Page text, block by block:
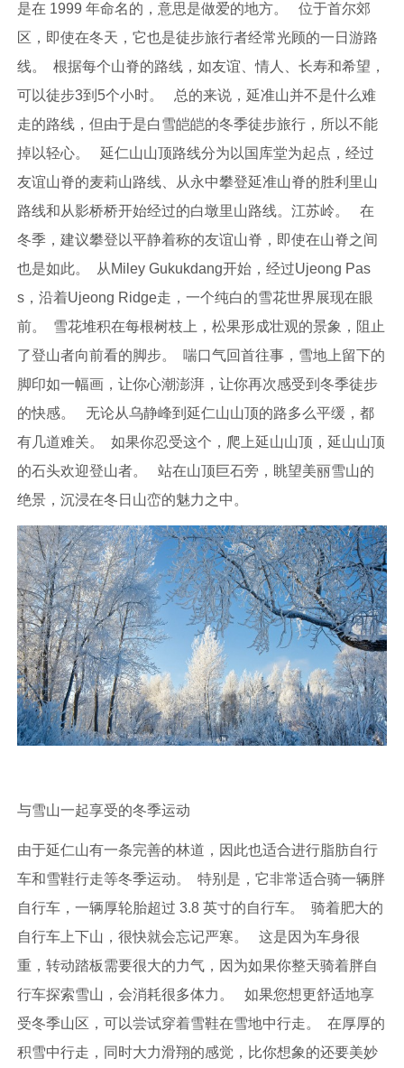
是在 1999 年命名的，意思是做爱的地方。 位于首尔郊
区，即使在冬天，它也是徒步旅行者经常光顾的一日游路
线。 根据每个山脊的路线，如友谊、情人、长寿和希望，
可以徒步3到5个小时。 总的来说，延准山并不是什么难
走的路线，但由于是白雪皑皑的冬季徒步旅行，所以不能
掉以轻心。 延仁山山顶路线分为以国库堂为起点，经过
友谊山脊的麦莉山路线、从永中攀登延准山脊的胜利里山
路线和从影桥桥开始经过的白墩里山路线。江苏岭。 在
冬季，建议攀登以平静着称的友谊山脊，即使在山脊之间
也是如此。 从Miley Gukukdang开始，经过Ujeong Pas
s，沿着Ujeong Ridge走，一个纯白的雪花世界展现在眼
前。 雪花堆积在每根树枝上，松果形成壮观的景象，阻止
了登山者向前看的脚步。 喘口气回首往事，雪地上留下的
脚印如一幅画，让你心潮澎湃，让你再次感受到冬季徒步
的快感。 无论从乌静峰到延仁山山顶的路多么平缓，都
有几道难关。 如果你忍受这个，爬上延山山顶，延山山顶
的石头欢迎登山者。 站在山顶巨石旁，眺望美丽雪山的
绝景，沉浸在冬日山峦的魅力之中。
与雪山一起享受的冬季运动
由于延仁山有一条完善的林道，因此也适合进行脂肪自行
车和雪鞋行走等冬季运动。 特别是，它非常适合骑一辆胖
自行车，一辆厚轮胎超过 3.8 英寸的自行车。 骑着肥大的
自行车上下山，很快就会忘记严寒。 这是因为车身很
重，转动踏板需要很大的力气，因为如果你整天骑着胖自
行车探索雪山，会消耗很多体力。 如果您想更舒适地享
受冬季山区，可以尝试穿着雪鞋在雪地中行走。 在厚厚的
积雪中行走，同时大力滑翔的感觉，比你想象的还要美妙